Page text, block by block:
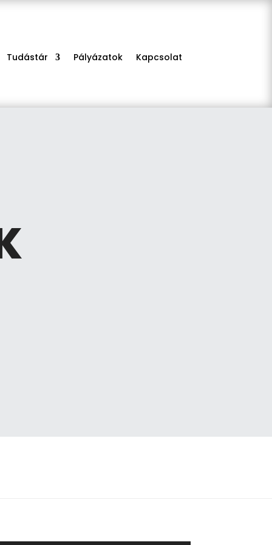
Tudástár Pályázatok Kapcsolat